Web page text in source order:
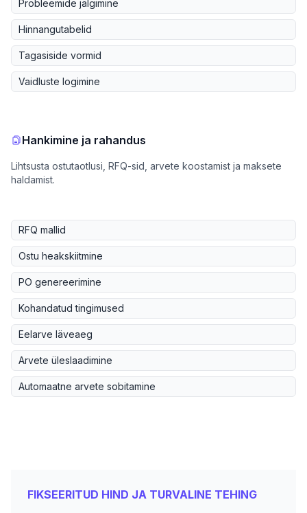
Probleemide jälgimine
Hinnangutabelid
Tagasiside vormid
Vaidluste logimine
Hankimine ja rahandus
Lihtsusta ostutaotlusi, RFQ-sid, arvete koostamist ja maksete
haldamist.
RFQ mallid
Ostu heakskiitmine
PO genereerimine
Kohandatud tingimused
Eelarve läveaeg
Arvete üleslaadimine
Automaatne arvete sobitamine
FIKSEERITUD HIND JA TURVALINE TEHING